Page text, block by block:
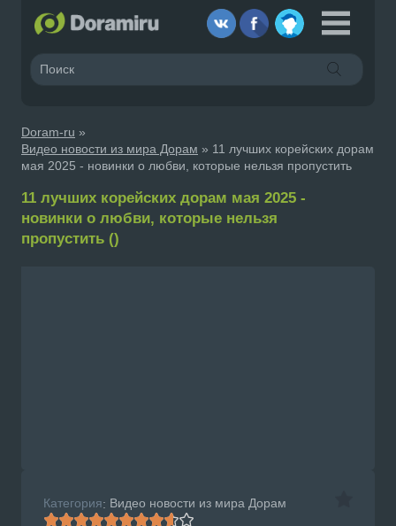
Doram-ru »
Видео новости из мира Дорам » 11 лучших корейских дорам
мая 2025 - новинки о любви, которые нельзя пропустить
11 лучших корейских дорам мая 2025 -
новинки о любви, которые нельзя
пропустить ()
Категория: Видео новости из мира Дорам